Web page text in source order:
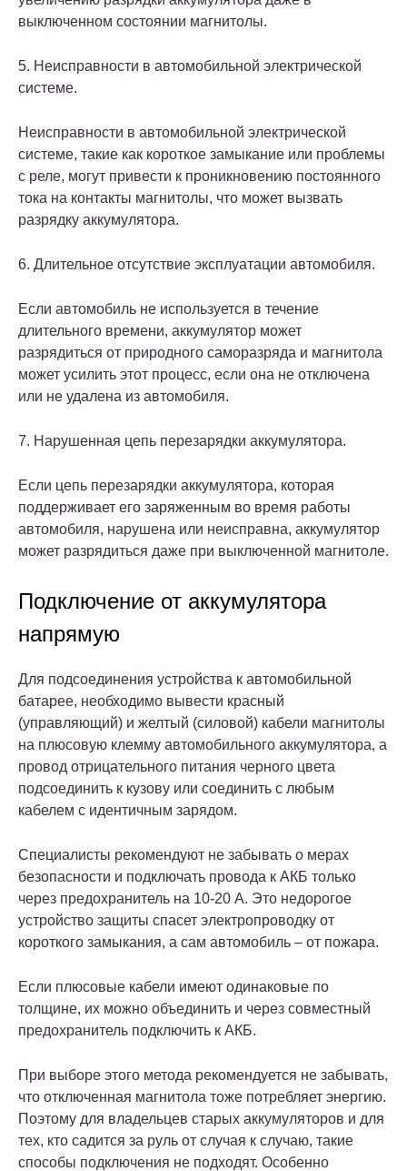
выключенном состоянии магнитолы.
5. Неисправности в автомобильной электрической
системе.
Неисправности в автомобильной электрической
системе, такие как короткое замыкание или проблемы
с реле, могут привести к проникновению постоянного
тока на контакты магнитолы, что может вызвать
разрядку аккумулятора.
6. Длительное отсутствие эксплуатации автомобиля.
Если автомобиль не используется в течение
длительного времени, аккумулятор может
разрядиться от природного саморазряда и магнитола
может усилить этот процесс, если она не отключена
или не удалена из автомобиля.
7. Нарушенная цепь перезарядки аккумулятора.
Если цепь перезарядки аккумулятора, которая
поддерживает его заряженным во время работы
автомобиля, нарушена или неисправна, аккумулятор
может разрядиться даже при выключенной магнитоле.
Подключение от аккумулятора
напрямую
Для подсоединения устройства к автомобильной
батарее, необходимо вывести красный
(управляющий) и желтый (силовой) кабели магнитолы
на плюсовую клемму автомобильного аккумулятора, а
провод отрицательного питания черного цвета
подсоединить к кузову или соединить с любым
кабелем с идентичным зарядом.
Специалисты рекомендуют не забывать о мерах
безопасности и подключать провода к АКБ только
через предохранитель на 10-20 А. Это недорогое
устройство защиты спасет электропроводку от
короткого замыкания, а сам автомобиль – от пожара.
Если плюсовые кабели имеют одинаковые по
толщине, их можно объединить и через совместный
предохранитель подключить к АКБ.
При выборе этого метода рекомендуется не забывать,
что отключенная магнитола тоже потребляет энергию.
Поэтому для владельцев старых аккумуляторов и для
тех, кто садится за руль от случая к случаю, такие
способы подключения не подходят. Особенно